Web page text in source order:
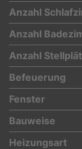
Anzahl
Anzahl
Anzahl
Befeuerung
Fenster
Bauweise
Heizungsart